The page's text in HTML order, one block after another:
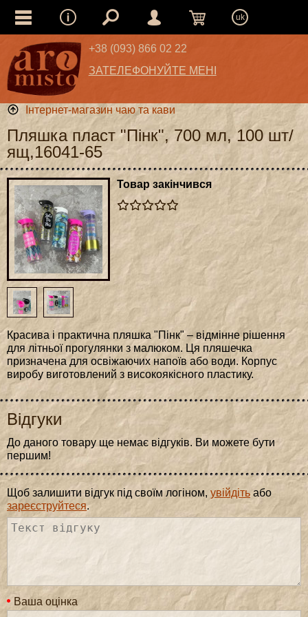
uk
+38 (093) 866 02 22
ЗАТЕЛЕФОНУЙТЕ МЕНІ
Інтернет-магазин чаю та кави
Пляшка пласт "Пінк", 700 мл, 100 шт/
ящ,16041-65
Товар закінчився
Красива і практична пляшка "Пінк" – відмінне рішення
для літньої прогулянки з малюком. Ця пляшечка
призначена для освіжаючих напоїв або води. Корпус
виробу виготовлений з високоякісного пластику.
Відгуки
До даного товару ще немає відгуків. Ви можете бути
першим!
Щоб залишити відгук під своїм логіном, увійдітьабо
зареєструйтеся.
Ваша оцінка